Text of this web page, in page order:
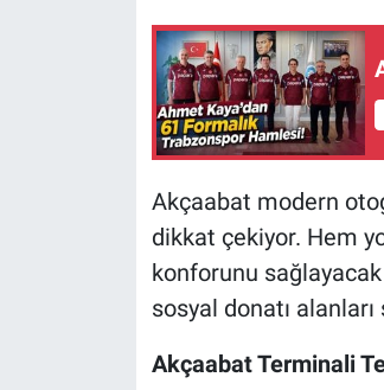
Akçaabat modern
dikkat çekiyor. Hem
konforunu
sosyal donatı
Akçaabat Terminali